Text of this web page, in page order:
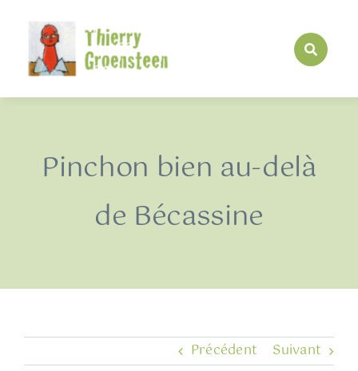
contenu
Pinchon bien au-delà
de Bécassine
Précédent Suivant